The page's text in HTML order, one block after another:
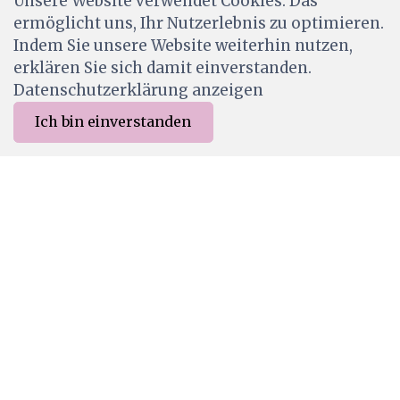
Merkliste Menu
CHF 0.35 0.50
Ab Lager
ermöglicht uns, Ihr Nutzerlebnis zu optimieren.
Indem Sie unsere Website weiterhin nutzen,
erklären Sie sich damit einverstanden.
Datenschutzerklärung anzeigen
Ich bin einverstanden